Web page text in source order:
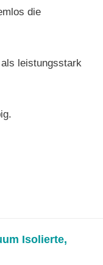
die
leistungsstark
Isolierte,